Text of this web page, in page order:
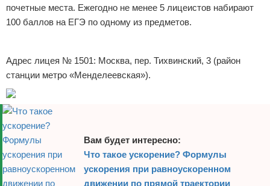
почетные места. Ежегодно не менее 5 лицеистов набирают
100 баллов на ЕГЭ по одному из предметов.
Адрес лицея № 1501: Москва, пер. Тихвинский, 3 (район
станции метро «Менделеевская»).
Вам будет интересно:
Что такое ускорение? Формулы
ускорения при равноускоренном
движении по прямой траектории